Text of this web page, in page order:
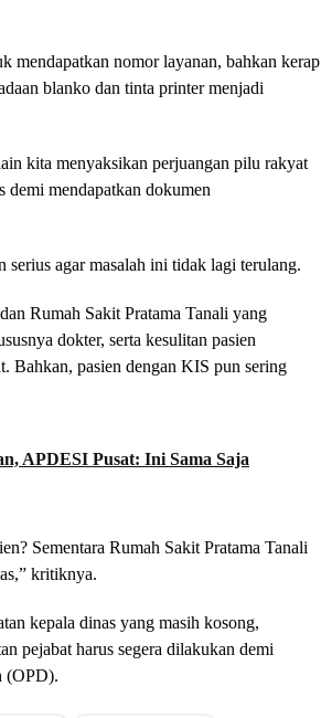
mendapatkan nomor layanan, bahkan kerap
blanko dan tinta printer menjadi
kita menyaksikan perjuangan pilu rakyat
demi mendapatkan dokumen
agar masalah ini tidak lagi terulang.
Rumah Sakit Pratama Tanali yang
dokter, serta kesulitan pasien
Bahkan, pasien dengan KIS pun sering
APDESI Pusat: Ini Sama Saja
Sementara Rumah Sakit Pratama Tanali
kritiknya.
kepala dinas yang masih kosong,
pejabat harus segera dilakukan demi
(OPD).